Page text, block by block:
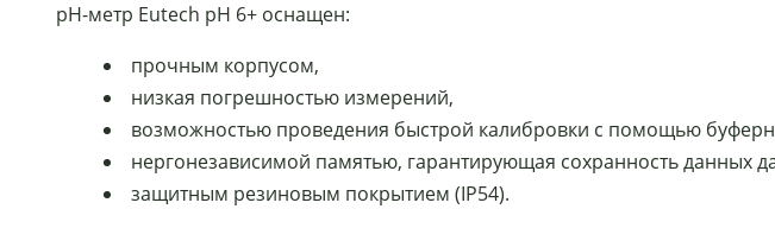
рН-метр Eutech рН 6+ оснащен:
прочным корпусом,
низкая погрешностью измерений,
возможностью проведения быстрой калибровки с помощью
нергонезависимой памятью, гарантирующая сохранность данных
защитным резиновым покрытием (IP54).